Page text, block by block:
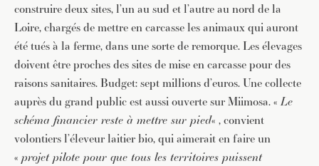
construire deux sites, l’un au sud et l’autre au nord de la
Loire, chargés de mettre en carcasse les animaux qui auront
été tués à la ferme, dans une sorte de remorque. Les élevages
doivent être proches des sites de mise en carcasse pour des
raisons sanitaires. Budget: sept millions d’euros. Une collecte
auprès du grand public est aussi ouverte sur Miimosa. «Le
schéma financier reste à mettre sur pied« , convient
volontiers l’éleveur laitier bio, qui aimerait en faire un
« projet pilote pour que tous les territoires puissent
JE M'INSCRIS À LA NEWSLETTER
Pour recevoir toutes les deux semaines notre lettre
d’info avec une sélection d’articles …